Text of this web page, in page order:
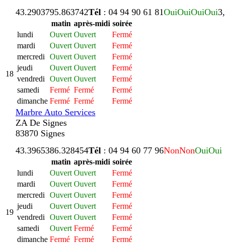
18
43.2903795.863742Tél : 04 94 90 61 81OuiOuiOuiOui
matin après-midi soirée
lundi
Ouvert Ouvert
Fermé
mardi
Ouvert Ouvert
Fermé
mercredi
Ouvert Ouvert
Fermé
jeudi
Ouvert Ouvert
Fermé
vendredi
Ouvert Ouvert
Fermé
samedi
Fermé Fermé
Fermé
dimanche Fermé Fermé Fermé
Marbre Auto Services
ZA De Signes
83870 Signes
19
43.3965386.328454Tél : 04 94 60 77 96NonNonOuiOui
matin après-midi soirée
lundi
Ouvert Ouvert
Fermé
mardi
Ouvert Ouvert
Fermé
mercredi
Ouvert Ouvert
Fermé
jeudi
Ouvert Ouvert
Fermé
vendredi
Ouvert Ouvert
Fermé
samedi
Ouvert Fermé
Fermé
dimanche Fermé Fermé Fermé